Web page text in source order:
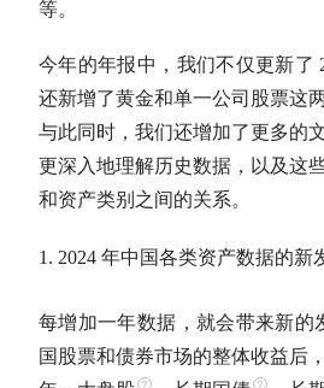
等。
今年的年报中，我们不仅更新了
还新增了黄金和单一公司股票这
与此同时，我们还增加了更多的
更深入地理解历史数据，以及这
和资产类别之间的关系。
2024 年中国各类资产数据的新
每增加一年数据，就会带来新的
国股票和债券市场的整体收益后